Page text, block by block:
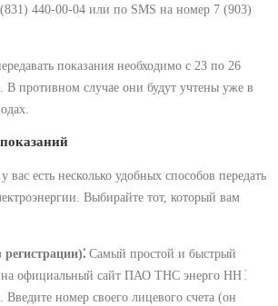
(831) 440-00-04 или по SMS на номер 7 (903)
показания необходимо с 23 по 26
В противном случае они будут учтены уже в
есть несколько удобных способов передать
Выбирайте тот, который вам
регистрации)⁚ Самый простой и быстрый
на официальный сайт ПАО ТНС энерго НН⁚
номер своего лицевого счета (он